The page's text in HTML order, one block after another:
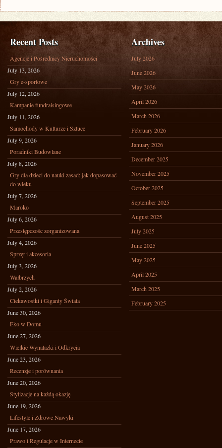
Recent Posts
Agencje i Pośrednicy Nieruchomości
July 13, 2026
Gry e-sportowe
July 12, 2026
Kampanie fundraisingowe
July 11, 2026
Samochody w Kulturze i Sztuce
July 9, 2026
Poradniki Budowlane
July 8, 2026
Gry dla dzieci do nauki zasad: jak dopasować
do wieku
July 7, 2026
Maroko
July 6, 2026
Przestępczośc zorganizowana
July 4, 2026
Sprzęt i akcesoria
July 3, 2026
Wałbrzych
July 2, 2026
Ciekawostki i Giganty Świata
June 30, 2026
Eko w Domu
June 27, 2026
Wielkie Wynalazki i Odkrycia
June 23, 2026
Recenzje i porównania
June 20, 2026
Stylizacje na każdą okazję
June 19, 2026
Lifestyle i Zdrowe Nawyki
June 17, 2026
Prawo i Regulacje w Internecie
Archives
July 2026
June 2026
May 2026
April 2026
March 2026
February 2026
January 2026
December 2025
November 2025
October 2025
September 2025
August 2025
July 2025
June 2025
May 2025
April 2025
March 2025
February 2025